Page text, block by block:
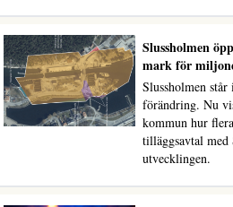
Slussholmen
mark för
Slussholmen
förändring. Nu
kommun hur
tilläggsavtal med
utvecklingen.